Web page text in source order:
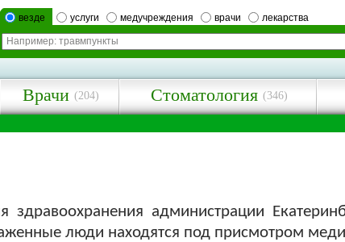
везде услуги медучреждения врачи лекарства
Врачи (204) Стоматология (346)
администрации
люди находятся под присмотром